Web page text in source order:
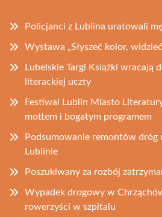
Policjanci z Lublina uratowali
Wystawa „Słyszeć kolor,
Lubelskie Targi Książki wracają
literackiej uczty
Festiwal Lublin Miasto
mottem i bogatym programem
Podsumowanie remontów
Lublinie
Poszukiwany za rozbój
Wypadek drogowy w
rowerzyści w szpitalu